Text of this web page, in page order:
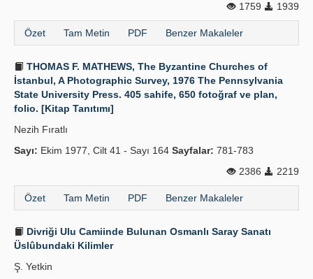
1759
1939
Özet Tam Metin PDF Benzer Makaleler
THOMAS F. MATHEWS, The Byzantine Churches of
İstanbul, A Photographic Survey, 1976 The Pennsylvania
State University Press. 405 sahife, 650 fotoğraf ve plan,
folio. [Kitap Tanıtımı]
Nezih Fıratlı
Sayı: Ekim 1977, Cilt 41 - Sayı 164 Sayfalar: 781-783
2386
2219
Özet Tam Metin PDF Benzer Makaleler
Divriği Ulu Camiinde Bulunan Osmanlı Saray Sanatı
Üslûbundaki Kilimler
Ş. Yetkin